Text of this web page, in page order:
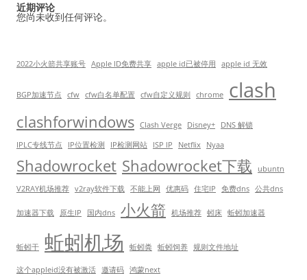
近期评论
您尚未收到任何评论。
2022小火箭共享账号 Apple ID免费共享 apple id已被停用 apple id 无效
BGP加速节点 cfw cfw白名单配置 cfw自定义规则 chrome clash
clashforwindows Clash Verge Disney+ DNS 解锁
IPLC专线节点 IP位置检测 IP检测网站 ISP IP Netflix Nyaa
Shadowrocket Shadowrocket下载 ubuntn
V2RAY机场推荐 v2ray软件下载 不能上网 优惠码 住宅IP 免费dns 公共dns
加速器下载 原生IP 国内dns 小火箭 机场推荐 蚓床 蚯蚓加速器
蚯蚓干 蚯蚓机场 蚯蚓粪 蚯蚓饲养 规则文件地址
这个appleid没有被激活 邀请码 鸿蒙next